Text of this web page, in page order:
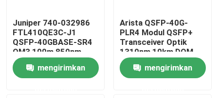
Rumah
Produk
Juniper 740-032986
FTL410QE3C-J1
QSFP-40GBASE-SR4
OM3 100m 850nm
Finisar Fiber Optic
Equipmentmengirimkan
Arista QSFP-40G-
PLR4 Modul QSFP+
Transceiver Optik
1310nm 10km DOM
MTP/MPO-12 SMF
mengirimkan